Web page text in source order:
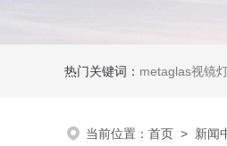
热门关键词： metaglas视镜灯，
当前位置： 首页 > 新闻